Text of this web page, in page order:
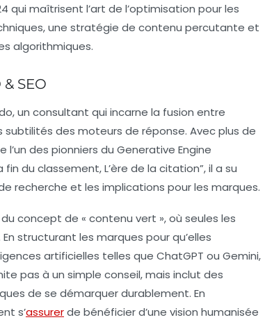
maîtrisent l’art de l’optimisation pour les
une stratégie de contenu percutante et
algorithmiques.
SEO
un consultant qui incarne la fusion entre
des moteurs de réponse. Avec plus de
l’un des pionniers du Generative Engine
du classement, L’ère de la citation”, il a su
recherche et les implications pour les marques.
concept de « contenu vert », où seules les
structurant les marques pour qu’elles
artificielles telles que ChatGPT ou Gemini,
pas à un simple conseil, mais inclut des
de se démarquer durablement. En
s’assurerde bénéficier d’une vision humanisée